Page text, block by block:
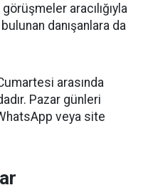
aracılığıyla
danışanlara da
arasında
Pazar günleri
veya site